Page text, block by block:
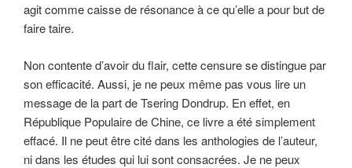
agit comme caisse de résonance à ce qu’elle a pour but de
faire taire.
Non contente d’avoir du flair, cette censure se distingue par
son efficacité. Aussi, je ne peux même pas vous lire un
message de la part de Tsering Dondrup. En effet, en
République Populaire de Chine, ce livre a été simplement
effacé. Il ne peut être cité dans les anthologies de l’auteur,
ni dans les études qui lui sont consacrées. Je ne peux